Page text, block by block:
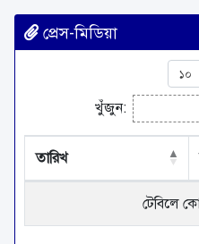
প্রেস-মিডিয়া
১০
খুঁজুন:
তারিখ
টেবিলে